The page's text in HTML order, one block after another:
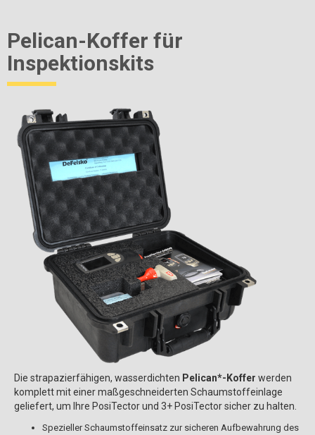
Pelican-Koffer für
Inspektionskits
Die strapazierfähigen, wasserdichten Pelican*-Koffer werden
komplett mit einer maßgeschneiderten Schaumstoffeinlage
geliefert, um Ihre PosiTector und 3+ PosiTector sicher zu halten.
Spezieller Schaumstoffeinsatz zur sicheren Aufbewahrung des